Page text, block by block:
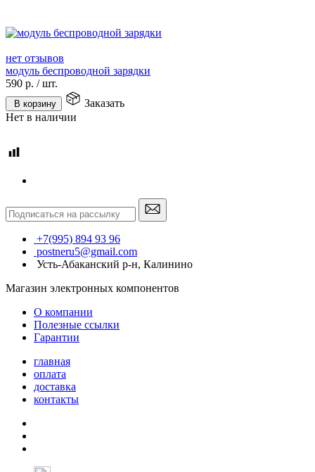
нет отзывов
модуль беспроводной зарядки
590 р. /шт.
В корзину
Заказать
Нет в наличии
+7(995) 894 93 96
postneru5@gmail.com
Усть-Абаканский р-н, Калинино
Магазин электронных компонентов
О компании
Полезные ссылки
Гарантии
главная
оплата
доставка
контакты